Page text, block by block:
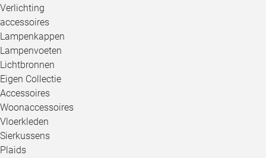
Verlichting
accessoires
Lampenkappen
Lampenvoeten
Lichtbronnen
Eigen Collectie
Accessoires
Woonaccessoires
Vloerkleden
Sierkussens
Plaids